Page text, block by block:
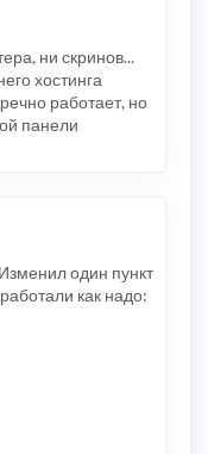
ни скринов...
хостинга
работает, но
панели
один пункт
как надо: